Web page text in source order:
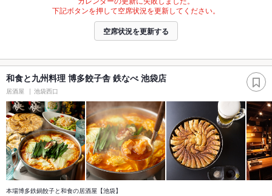
下記ボタンを押して空席状況を更新してください。
空席状況を更新する
和食と九州料理 博多餃子舎 鉄なべ 池袋店
居酒屋 池袋西口
本場博多鉄鍋餃子と和食の居酒屋【池袋】